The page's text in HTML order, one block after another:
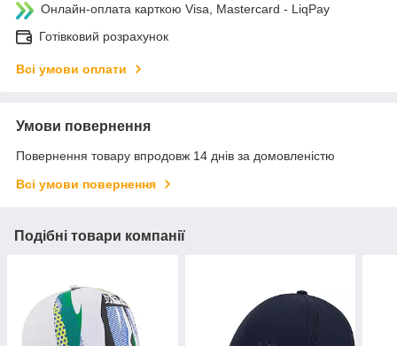
Онлайн-оплата карткою Visa, Mastercard - LiqPay
Готівковий розрахунок
Всі умови оплати
Умови повернення
Повернення товару впродовж 14 днів за домовленістю
Всі умови повернення
Подібні товари компанії